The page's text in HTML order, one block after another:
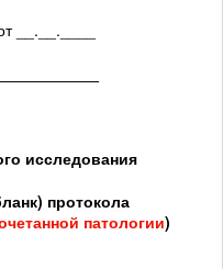
__.__.____
исследования
протокола
патологии)